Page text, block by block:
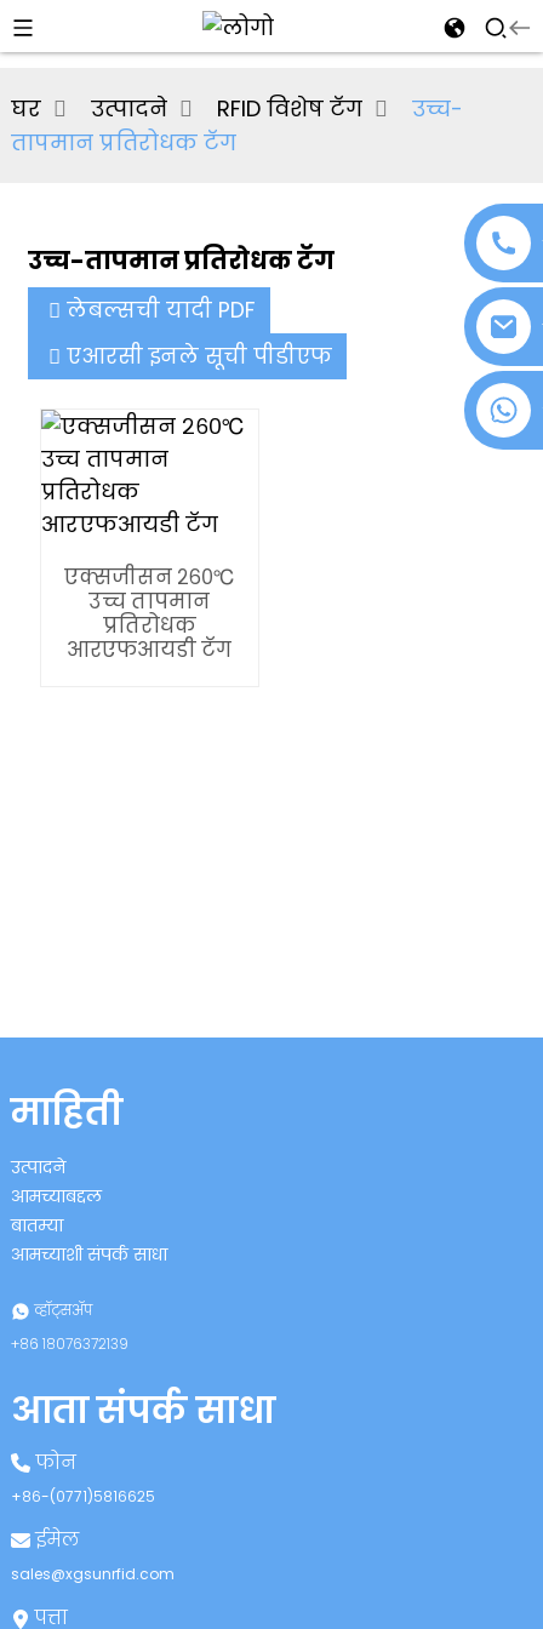
घर उत्पादने RFID विशेष टॅग
उच्च-
तापमान प्रतिरोधक टॅग
उच्च-तापमान प्रतिरोधक टॅग
लेबल्सची यादी PDF
एआरसी इनले सूची पीडीएफ
एक्सजीसन २६०℃
उच्च तापमान
प्रतिरोधक
आरएफआयडी टॅग
माहिती
उत्पादने
आमच्याबद्दल
बातम्या
आमच्याशी संपर्क साधा
व्हॉट्सॲप
+८६ १८०७६३७२१३९
आता संपर्क साधा
फोन
+८६-(०७७१)५८१६६२५
ईमेल
sales@xgsunrfid.com
पत्ता